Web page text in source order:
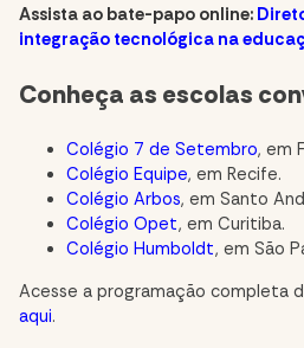
Assista ao bate-papo online:
integração tecnológica na
Conheça as escolas
Colégio 7 de Setembro, em
Colégio Equipe, em Recife.
Colégio Arbos, em Santo
Colégio Opet, em Curitiba.
Colégio Humboldt, em São
Acesse a programação completa
aqui.